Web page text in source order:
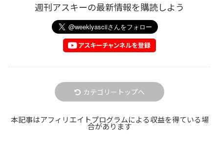
週刊アスキーの最新情報を購読しよう
カテゴリートップへ
本記事はアフィリエイトプログラムによる収益を得ている場
合があります